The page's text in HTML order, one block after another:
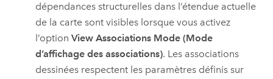
dépendances structurelles dans l’étendue actuelle
de la carte sont visibles lorsque vous activez
l’optionView Associations Mode (Mode
d’affichage des associations). Les associations
dessinées respectent les paramètres définis sur